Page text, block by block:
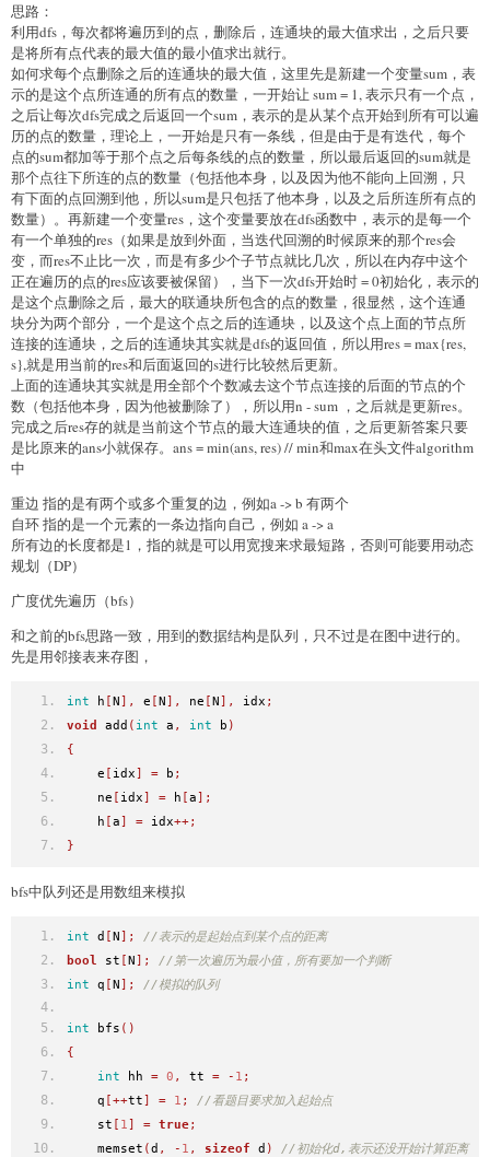
思路：
利用dfs，每次都将遍历到的点，删除后，连通块的最大值求出，之后只要
是将所有点代表的最大值的最小值求出就行。
如何求每个点删除之后的连通块的最大值，这里先是新建一个变量sum，表
示的是这个点所连通的所有点的数量，一开始让 sum = 1, 表示只有一个点，
之后让每次dfs完成之后返回一个sum，表示的是从某个点开始到所有可以遍
历的点的数量，理论上，一开始是只有一条线，但是由于是有迭代，每个
点的sum都加等于那个点之后每条线的点的数量，所以最后返回的sum就是
那个点往下所连的点的数量（包括他本身，以及因为他不能向上回溯，只
有下面的点回溯到他，所以sum是只包括了他本身，以及之后所连所有点的
数量）。再新建一个变量res，这个变量要放在dfs函数中，表示的是每一个
有一个单独的res（如果是放到外面，当迭代回溯的时候原来的那个res会
变，而res不止比一次，而是有多少个子节点就比几次，所以在内存中这个
正在遍历的点的res应该要被保留），当下一次dfs开始时 = 0初始化，表示的
是这个点删除之后，最大的联通块所包含的点的数量，很显然，这个连通
块分为两个部分，一个是这个点之后的连通块，以及这个点上面的节点所
连接的连通块，之后的连通块其实就是dfs的返回值，所以用res = max{res,
s},就是用当前的res和后面返回的s进行比较然后更新。
上面的连通块其实就是用全部个个数减去这个节点连接的后面的节点的个
数（包括他本身，因为他被删除了），所以用n - sum ，之后就是更新res。
完成之后res存的就是当前这个节点的最大连通块的值，之后更新答案只要
是比原来的ans小就保存。ans = min(ans, res) // min和max在头文件algorithm
中
重边 指的是有两个或多个重复的边，例如a -> b 有两个
自环 指的是一个元素的一条边指向自己，例如 a -> a
所有边的长度都是1，指的就是可以用宽搜来求最短路，否则可能要用动态
规划（DP）
广度优先遍历（bfs）
和之前的bfs思路一致，用到的数据结构是队列，只不过是在图中进行的。
先是用邻接表来存图，
int h N ], e N ], ne N ], idx ;
void
add ( int a , int b )
{
    e
idx = b ;
    ne
idx = h a ];
    h
a = idx++;
}
bfs中队列还是用数组来模拟
int d N ];
//表示的是起始点到某个点的距离
bool st N ];
//第一次遍历为最小值，所有要加一个判断
int q N ]; //模拟的队列
int bfs ()
{
int hh = 0 , tt = - 1 ;
    q
[++tt = 1 ;
//看题目要求加入起始点
    st
1 = true;
    memset
( d , - 1 , sizeof d ) //初始化d,表示还没开始计算距离